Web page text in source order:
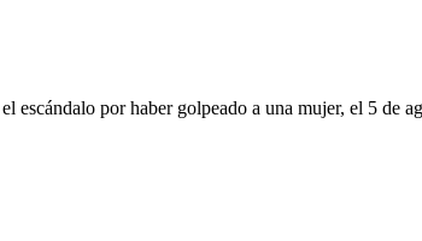
escándalo por haber golpeado a una mujer, el 5